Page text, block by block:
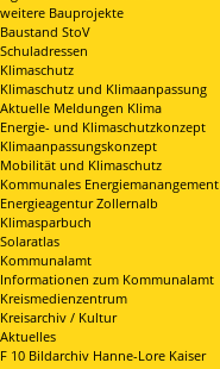
weitere Bauprojekte
Baustand StoV
Schuladressen
Klimaschutz
Klimaschutz und Klimaanpassung
Aktuelle Meldungen Klima
Energie- und Klimaschutzkonzept
Klimaanpassungskonzept
Mobilität und Klimaschutz
Kommunales Energiemanangement
Energieagentur Zollernalb
Klimasparbuch
Solaratlas
Kommunalamt
Informationen zum Kommunalamt
Kreismedienzentrum
Kreisarchiv / Kultur
Aktuelles
F 10 Bildarchiv Hanne-Lore Kaiser